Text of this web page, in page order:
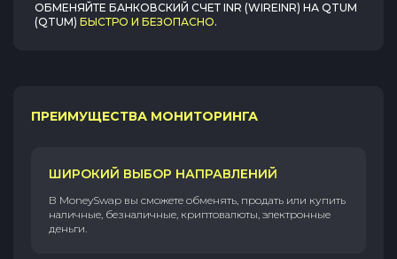
ОБМЕНЯЙТЕ БАНКОВСКИЙ СЧЕТ INR (WIREINR) НА QTUM
(QTUM) БЫСТРО И БЕЗОПАСНО.
ПРЕИМУЩЕСТВА МОНИТОРИНГА
ШИРОКИЙ ВЫБОР НАПРАВЛЕНИЙ
В MoneySwap вы сможете обменять, продать или купить
наличные, безналичные, криптовалюты, электронные
деньги.